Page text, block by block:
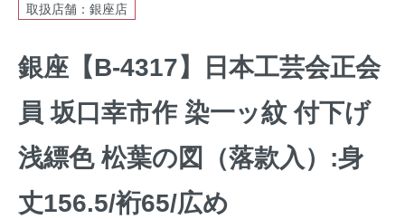
取扱店舗：銀座店
銀座【B-4317】日本工芸会正会
員 坂口幸市作 染一ッ紋 付下げ
浅縹色 松葉の図（落款入）:身
丈156.5/裄65/広め